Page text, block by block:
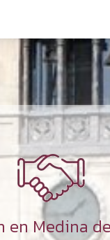
en Medina